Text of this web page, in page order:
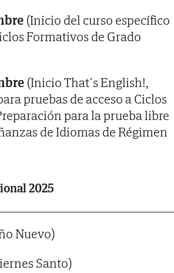
(Inicio del curso específico
Formativos de Grado
(Inicio That´s English!,
pruebas de acceso a Ciclos
para la prueba libre
de Idiomas de Régimen
2025
Nuevo)
Santo)